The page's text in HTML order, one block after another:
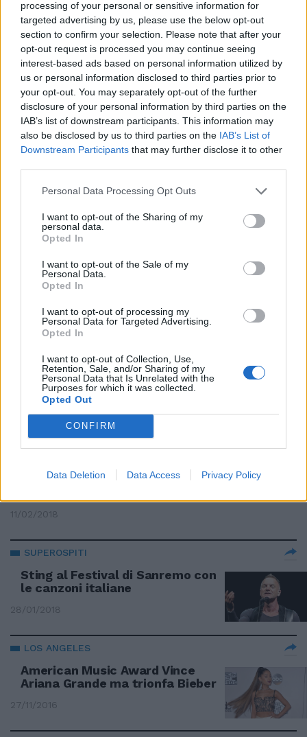
processing of your personal or sensitive information for
targeted advertising by us, please use the below opt-out
section to confirm your selection. Please note that after your
opt-out request is processed you may continue seeing
interest-based ads based on personal information utilized by
us or personal information disclosed to third parties prior to
your opt-out. You may separately opt-out of the further
disclosure of your personal information by third parties on the
IAB’s list of downstream participants. This information may
also be disclosed by us to third parties on the IAB’s List of
Downstream Participants that may further disclose it to other
Personal Data Processing Opt Outs
I want to opt-out of the Sharing of my
personal data.
Opted In
I want to opt-out of the Sale of my
Personal Data.
Opted In
I want to opt-out of processing my
Personal Data for Targeted Advertising.
Opted In
I want to opt-out of Collection, Use,
Retention, Sale, and/or Sharing of my
Personal Data that Is Unrelated with the
Purposes for which it was collected.
Opted Out
CONFIRM
Data Deletion Data Access Privacy Policy
15/12/2020
IMMORTALE
Sting da brividi al pub e le bionde
si sciolgono |VIDEO
20/11/2020
MALEDETTO SELFIE
Sting cena a Roma con la
SUPEROSPITE
Primo Maggio, anche Sting nel
cast del Concertone
TEATRO TIRSO DE MOLINA
Il rock dei Police sale sul palco
con escape room finale
12/05/2019
LA SECONDA SERATA
Sanremo, Baglioni sorride
ancora: share al 47,7 (meglio del
2017) Baudo superstar e Sting
11/02/2018
SUPEROSPITI
Sting al Festival di Sanremo con
le canzoni italiane
28/01/2018
LOS ANGELES
American Music Award Vince
Ariana Grande ma trionfa Bieber
27/11/2016